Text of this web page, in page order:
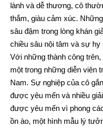
lành và dễ thương, cô
thắm, giàu cảm xúc.
sâu đậm trong lòng khán
chiều sâu nội tâm và sự hy
Với những thành công
một trong những diễn viên
Nam. Sự nghiệp của cô
được yêu mến và nhiều
được yêu mến vì phong
ồn ào, một hình mẫu lý